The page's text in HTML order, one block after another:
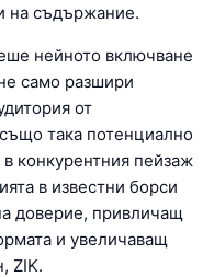
на съдържание.
нейното включване
само разшири
от
така потенциално
конкурентния пейзаж
в известни борси
доверие, привличащ
и увеличаващ
ZIK.